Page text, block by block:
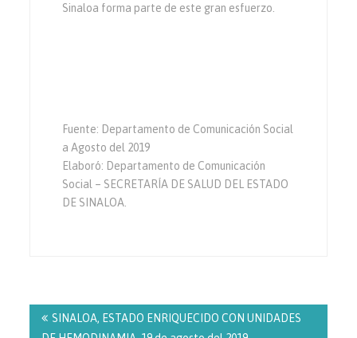
Sinaloa forma parte de este gran esfuerzo.
Fuente: Departamento de Comunicación Social
a Agosto del 2019
Elaboró: Departamento de Comunicación
Social – SECRETARÍA DE SALUD DEL ESTADO
DE SINALOA.
de SINALOA, ESTADO ENRIQUECIDO CON UNIDADES